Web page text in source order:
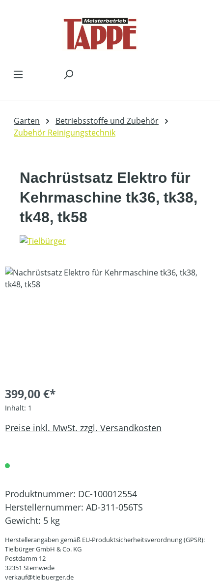
Garten
Betriebsstoffe und Zubehör
Zubehör Reinigungstechnik
Nachrüstsatz Elektro für
Kehrmaschine tk36, tk38,
tk48, tk58
Bildergalerie überspringen
399,00 €*
Inhalt: 1
Preise inkl. MwSt. zzgl. Versandkosten
Produktnummer: DC-100012554
Herstellernummer: AD-311-056TS
Gewicht: 5 kg
Herstellerangaben gemäß EU-Produktsicherheitsverordnung (GPSR):
Tielbürger GmbH & Co. KG
Postdamm 12
32351 Stemwede
verkauf@tielbuerger.de